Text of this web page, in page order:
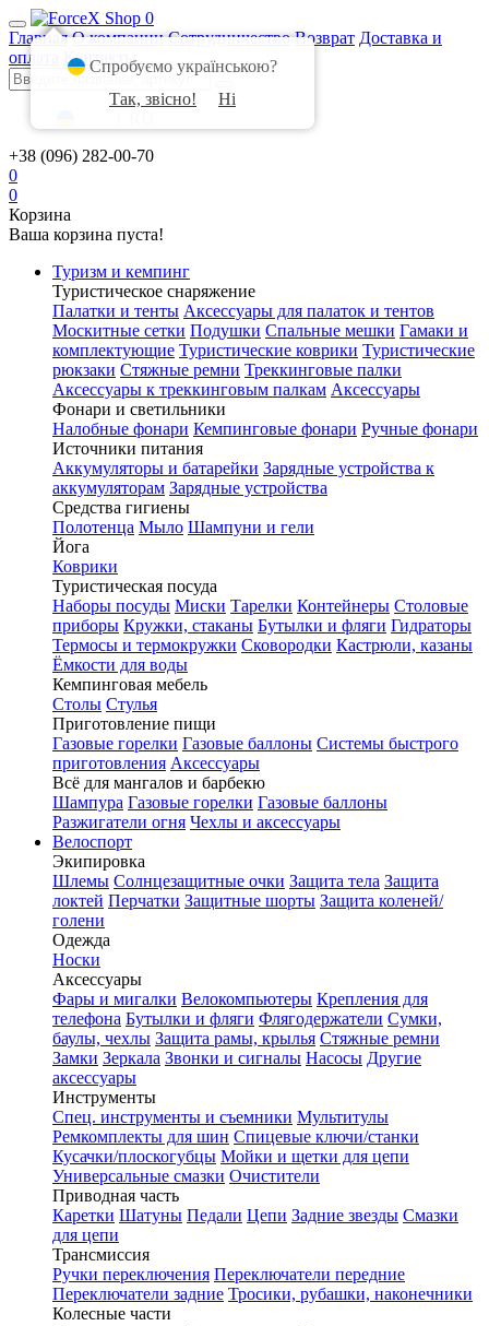
0
Главная О компании Сотрудничество Возврат Доставка и
оплата
Контакты
+38 (096) 282-00-70
0
0
Корзина
Ваша корзина пуста!
Туризм и кемпинг
Туристическое снаряжение
Палатки и тенты Аксессуары для палаток и тентов
Москитные сетки Подушки Спальные мешки Гамаки и
комплектующие Туристические коврики Туристические
рюкзаки Стяжные ремни Треккинговые палки
Аксессуары к треккинговым палкам Аксессуары
Фонари и светильники
Налобные фонари Кемпинговые фонари Ручные фонари
Источники питания
Аккумуляторы и батарейки Зарядные устройства к
аккумуляторам Зарядные устройства
Средства гигиены
Полотенца Мыло Шампуни и гели
Йога
Коврики
Туристическая посуда
Наборы посуды Миски Тарелки Контейнеры Столовые
приборы Кружки, стаканы Бутылки и фляги Гидраторы
Термосы и термокружки Сковородки Кастрюли, казаны
Ёмкости для воды
Кемпинговая мебель
Столы Стулья
Приготовление пищи
Газовые горелки Газовые баллоны Системы быстрого
приготовления Аксессуары
Всё для мангалов и барбекю
Шампура Газовые горелки Газовые баллоны
Разжигатели огня Чехлы и аксессуары
Велоспорт
Экипировка
Шлемы Солнцезащитные очки Защита тела Защита
локтей Перчатки Защитные шорты Защита коленей/
голени
Одежда
Носки
Аксессуары
Фары и мигалки Велокомпьютеры Крепления для
телефона Бутылки и фляги Флягодержатели Сумки,
баулы, чехлы Защита рамы, крылья Стяжные ремни
Замки Зеркала Звонки и сигналы Насосы Другие
аксессуары
Инструменты
Спец. инструменты и съемники Мультитулы
Ремкомплекты для шин Спицевые ключи/станки
Кусачки/плоскогубцы Мойки и щетки для цепи
Универсальные смазки Очистители
Приводная часть
Каретки Шатуны Педали Цепи Задние звезды Смазки
для цепи
Трансмиссия
Ручки переключения Переключатели передние
Переключатели задние Тросики, рубашки, наконечники
Колесные части
Спробуємо українською?
Так, звісно!
Ні